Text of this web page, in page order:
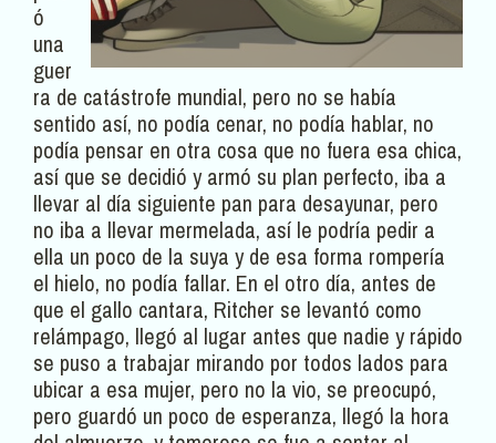
ó
una
guer
ra de catástrofe mundial, pero no se había
sentido así, no podía cenar, no podía hablar, no
podía pensar en otra cosa que no fuera esa chica,
así que se decidió y armó su plan perfecto, iba a
llevar al día siguiente pan para desayunar, pero
no iba a llevar mermelada, así le podría pedir a
ella un poco de la suya y de esa forma rompería
el hielo, no podía fallar. En el otro día, antes de
que el gallo cantara, Ritcher se levantó como
relámpago, llegó al lugar antes que nadie y rápido
se puso a trabajar mirando por todos lados para
ubicar a esa mujer, pero no la vio, se preocupó,
pero guardó un poco de esperanza, llegó la hora